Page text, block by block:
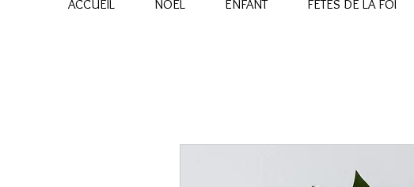
ACCUEIL NOËL ENFANT FÊTES DE LA FOI